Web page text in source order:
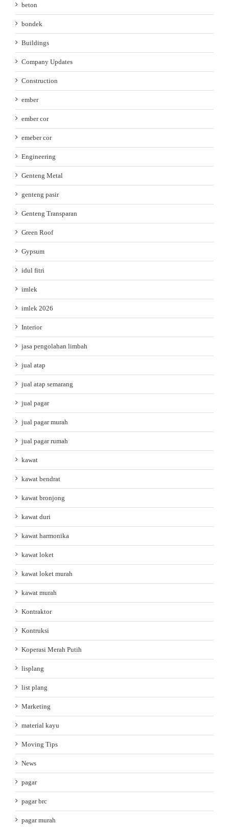
beton
bondek
Buildings
Company Updates
Construction
ember
ember cor
emeber cor
Engineering
Genteng Metal
genteng pasir
Genteng Transparan
Green Roof
Gypsum
idul fitri
imlek
imlek 2026
Interior
jasa pengolahan limbah
jual atap
jual atap semarang
jual pagar
jual pagar murah
jual pagar rumah
kawat
kawat bendrat
kawat bronjong
kawat duri
kawat harmonika
kawat loket
kawat loket murah
kawat murah
Kontraktor
Kontruksi
Koperasi Merah Putih
lisplang
list plang
Marketing
material kayu
Moving Tips
News
pagar
pagar brc
pagar murah